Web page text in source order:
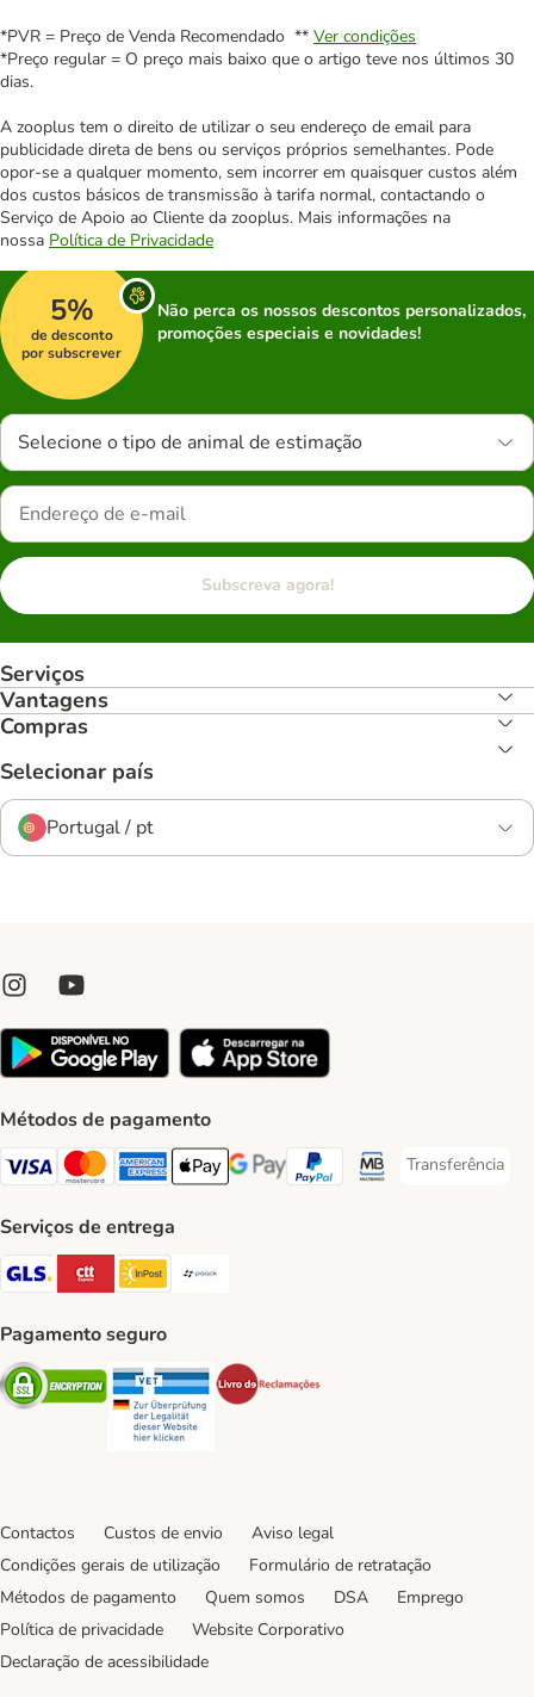
*PVR = Preço de Venda Recomendado ** Ver condições
*Preço regular = O preço mais baixo que o artigo teve nos últimos 30
dias.
A zooplus tem o direito de utilizar o seu endereço de email para
publicidade direta de bens ou serviços próprios semelhantes. Pode
opor-se a qualquer momento, sem incorrer em quaisquer custos além
dos custos básicos de transmissão à tarifa normal, contactando o
Serviço de Apoio ao Cliente da zooplus. Mais informações na
nossa Política de Privacidade
5%
de desconto
por subscrever
Não perca os nossos descontos personalizados,
promoções especiais e novidades!
Selecione o tipo de animal de estimação
Subscreva agora!
Serviços
Vantagens
Compras
Selecionar país
Portugal / pt
Métodos de pagamento
Visa Payment Method
Mastercard Payment Method
American Express Payment Method
Apple Pay Payment Method
Google Pay Payment Method
PayPal Payment Method
Multibanco Payment
Transferência
Transferência
Serviços de entrega
GLS Shipping Method
CTTExpress Shipping Method
InPost Shipping Method
Pagamento seguro
Security Security
Contactos Custos de envio
Aviso legal
Condições gerais de utilização
Formulário de retratação
Métodos de pagamento
Quem somos DSA
Emprego
Política de privacidade
Website Corporativo
Declaração de acessibilidade